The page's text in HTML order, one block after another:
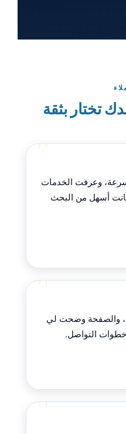
تختار بثقة
وعرفت الخدمات
كانت أسهل من البحث
والصفحة وضحت لي
التواصل.